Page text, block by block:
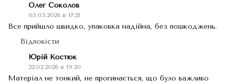
Олег Соколов
05.03.2026 в 17:21
Все прийшло швидко, упаковка надійна, без пошкоджень.
Відповісти
Юрій Костюк
22.02.2026 в 19:20
Матеріал не тонкий, не прогинається, що було важливо